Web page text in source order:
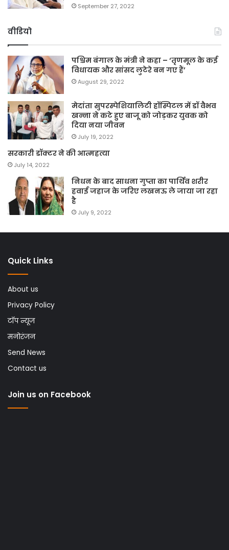
September 27, 2022
वीडियो
पश्चिम बंगाल के मंत्री ने कहा – ‘तृणमूल के कई
विधायक और सांसद लुटेरे बन गए हैं’
August 29, 2022
मेदांता सुपरस्पेशियालिटी हॉस्पिटल में डॉ वैभव
खन्ना ने कटे हुए बाजू को जोड़कर युवक को
दिया नया जीवन
July 19, 2022
सरकारी डॉक्टर ने की आत्महत्या
July 14, 2022
निधन के बाद साधना गुप्ता का पार्थिव शरीर
हवाई जहाज के जरिए लखनऊ ले जाया जा रहा
है
July 9, 2022
Quick Links
About us
Privacy Policy
टॉप न्यूज
मनोरंजन
Send News
Contact us
Join us on Facebook